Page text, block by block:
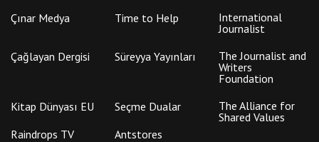
Çınar Medya Time to Help
International
Journalist
Çağlayan Dergisi
Süreyya Yayınları
The Journalist and
Writers
Foundation
Kitap Dünyası EU
Seçme Dualar
The Alliance for
Shared Values
Raindrops TV
Antstores